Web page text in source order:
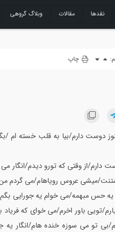
نقدها مقالات وبلاگ گروهی
چاپ
دوست دارم/بیا به قلب خسته ام /
دارم/از وقتی که تورو دیدم/انگار
میشی عروس رویاهام/می گردم
حس مبهمه/می خوام یه جورایی بگم/
تویی باور اخرم/می خوای که
بی تو می سوزه خنده هام/انگار